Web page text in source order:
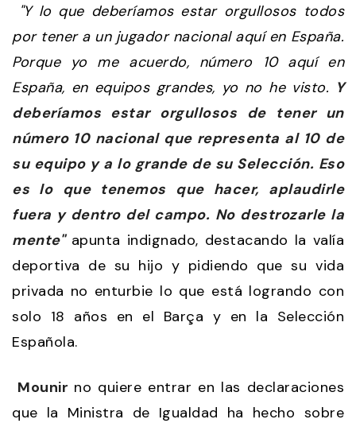
"Y lo que deberíamos estar orgullosos todos
por tener a un jugador nacional aquí en España.
Porque yo me acuerdo, número 10 aquí en
España, en equipos grandes, yo no he visto. Y
deberíamos estar orgullosos de tener un
número 10 nacional que representa al 10 de
su equipo y a lo grande de su Selección. Eso
es lo que tenemos que hacer, aplaudirle
fuera y dentro del campo. No destrozarle la
mente" apunta indignado, destacando la valía
deportiva de su hijo y pidiendo que su vida
privada no enturbie lo que está logrando con
solo 18 años en el Barça y en la Selección
Española.
Mounir no quiere entrar en las declaraciones
que la Ministra de Igualdad ha hecho sobre